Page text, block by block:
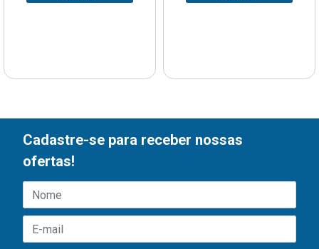
Cadastre-se para receber nossas
ofertas!